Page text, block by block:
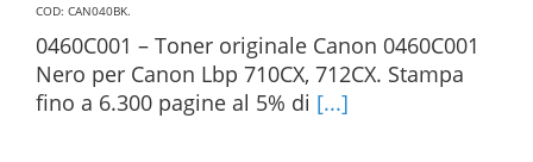
COD: CAN040BK.
0460C001 – Toner originale Canon 0460C001
Nero per Canon Lbp 710CX, 712CX. Stampa
fino a 6.300 pagine al 5% di [...]